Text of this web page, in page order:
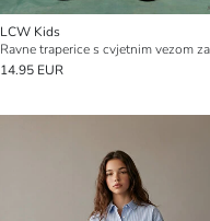
LCW Kids
14.95 EUR